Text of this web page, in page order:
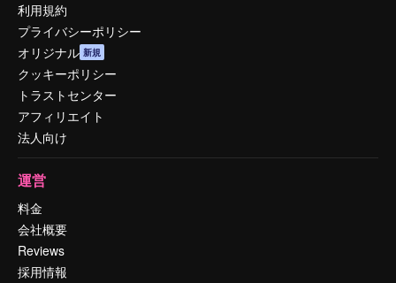
利用規約
プライバシーポリシー
オリジナル 新規
クッキーポリシー
トラストセンター
アフィリエイト
法人向け
運営
料金
会社概要
Reviews
採用情報